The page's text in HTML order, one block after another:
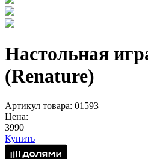
Настольная
(Renature)
Артикул товара: 01593
Цена:
3990
Купить